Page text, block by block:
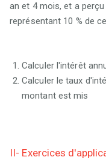
an et 4 mois, et a
représentant 10 % de
Calculer l'intérêt
Calculer le taux
montant est mis
II- Exercices